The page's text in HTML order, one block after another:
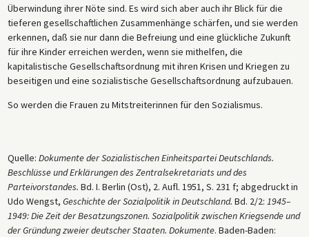
Überwindung ihrer Nöte sind. Es wird sich aber auch ihr Blick für die
tieferen gesellschaftlichen Zusammenhänge schärfen, und sie werden
erkennen, daß sie nur dann die Befreiung und eine glückliche Zukunft
für ihre Kinder erreichen werden, wenn sie mithelfen, die
kapitalistische Gesellschaftsordnung mit ihren Krisen und Kriegen zu
beseitigen und eine sozialistische Gesellschaftsordnung aufzubauen.
So werden die Frauen zu Mitstreiterinnen für den Sozialismus.
Quelle: Dokumente der Sozialistischen Einheitspartei Deutschlands.
Beschlüsse und Erklärungen des Zentralsekretariats und des
Parteivorstandes. Bd. I. Berlin (Ost), 2. Aufl. 1951, S. 231 f; abgedruckt in
Udo Wengst, Geschichte der Sozialpolitik in Deutschland. Bd. 2/2: 1945–
1949: Die Zeit der Besatzungszonen. Sozialpolitik zwischen Kriegsende und
der Gründung zweier deutscher Staaten. Dokumente. Baden-Baden: